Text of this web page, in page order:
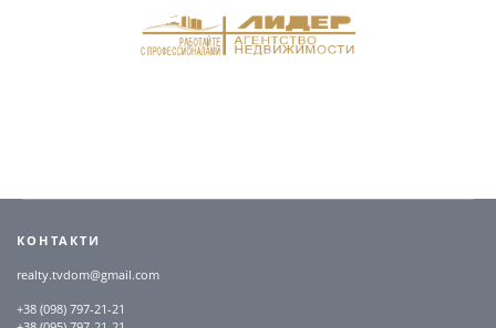
КОНТАКТИ
realty.tvdom@gmail.com
+38 (098) 797-21-21